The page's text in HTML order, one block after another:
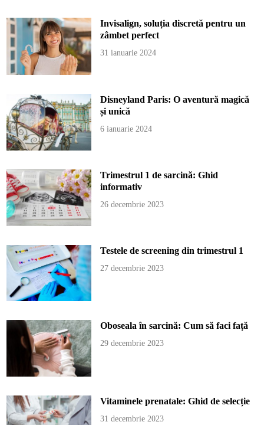
Invisalign, soluția discretă pentru un
zâmbet perfect
31 ianuarie 2024
Disneyland Paris: O aventură magică
și unică
6 ianuarie 2024
Trimestrul 1 de sarcină: Ghid
informativ
26 decembrie 2023
Testele de screening din trimestrul 1
27 decembrie 2023
Oboseala în sarcină: Cum să faci față
29 decembrie 2023
Vitaminele prenatale: Ghid de selecție
31 decembrie 2023